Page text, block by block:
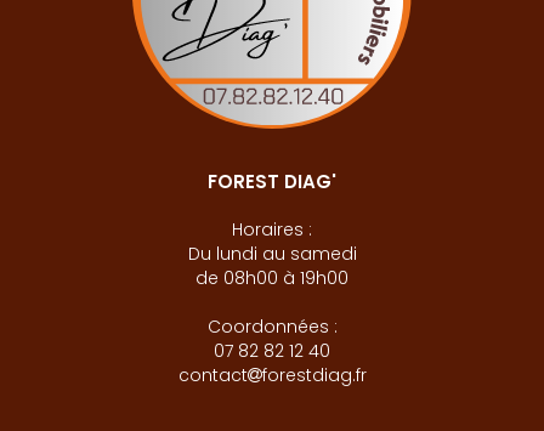
FOREST DIAG'
Horaires :
Du lundi au samedi
de 08h00 à 19h00
Coordonnées :
07 82 82 12 40
contact
forestdiag.fr